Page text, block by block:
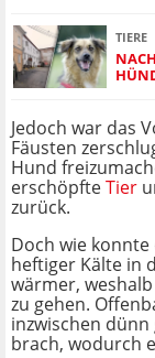
TIERE
Jedoch war das
Fäusten
Hund
erschöpfteTier
zurück.
Doch wie
heftiger Kälte in
wärmer,
zu gehen.
inzwischen
brach, wodurch